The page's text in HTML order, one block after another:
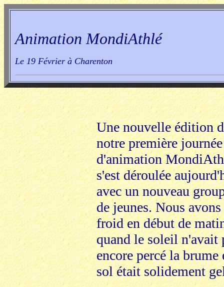
Animation MondiAthlé
Le 19 Février à Charenton
Une nouvelle édition
notre première journée
d'animation
s'est déroulée
avec un nouveau
de jeunes. Nous avons
froid en début de
quand le soleil n'avait
encore percé la brume
sol était solidement